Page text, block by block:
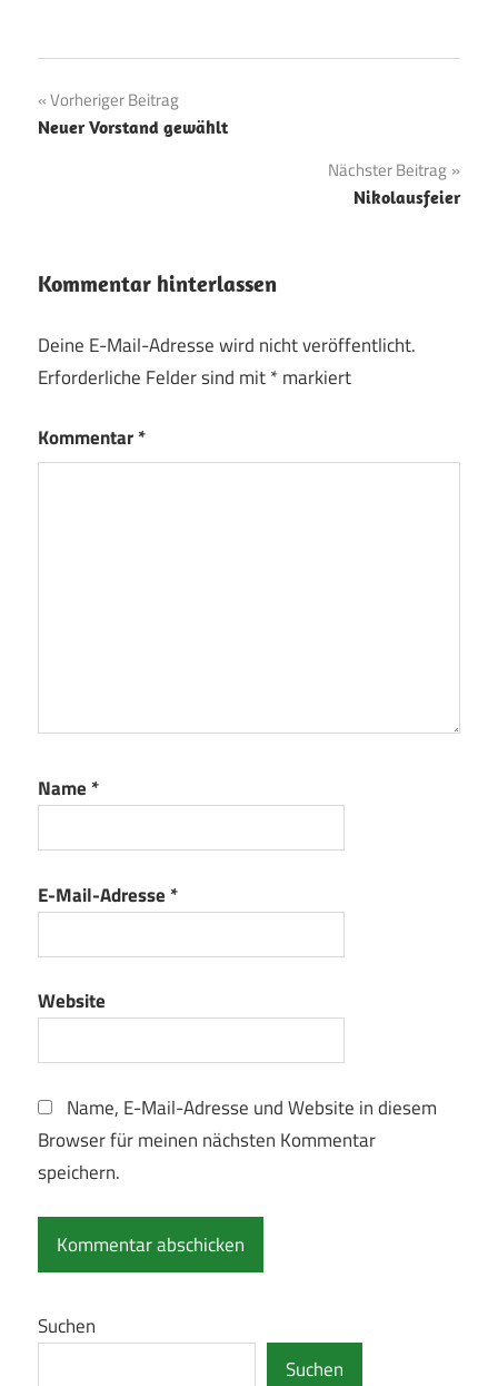
Beitragsnavigation
Vorheriger Beitrag
Neuer Vorstand gewählt
Nächster Beitrag
Nikolausfeier
Kommentar hinterlassen
Deine E-Mail-Adresse wird nicht veröffentlicht.
Erforderliche Felder sind mit*markiert
Kommentar*
Name *
E-Mail-Adresse *
Website
Name, E-Mail-Adresse und Website in diesem
Browser für meinen nächsten Kommentar
speichern.
Suchen
Suchen